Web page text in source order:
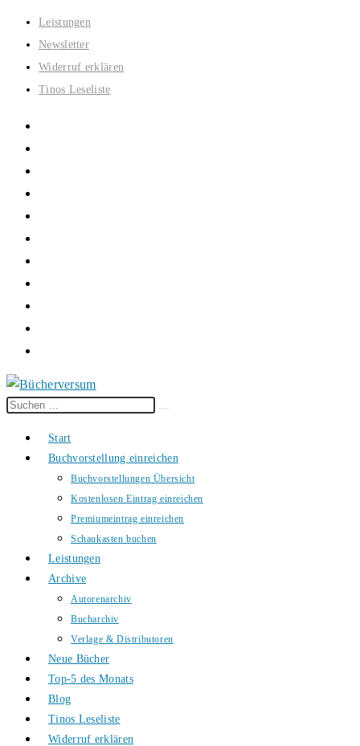
Zum
Inhalt
springen
Leistungen
Newsletter
Widerruf erklären
Tinos Leseliste
Diese
durchsuchen
Start
Buchvorstellung einreichen
Buchvorstellungen Übersicht
Kostenlosen Eintrag einreichen
Premiumeintrag einreichen
Schaukasten buchen
Leistungen
Archive
Autorenarchiv
Bucharchiv
Verlage & Distributoren
Neue Bücher
Top-5 des Monats
Blog
Tinos Leseliste
Widerruf erklären